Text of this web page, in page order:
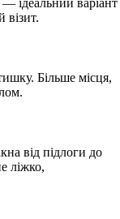
ідеальний варіант
візит.
Більше місця,
від підлоги до
ліжко,